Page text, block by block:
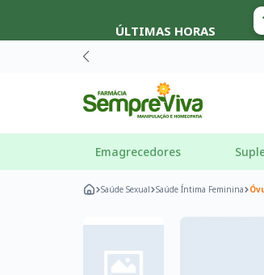
ÚLTIMAS HORAS
Emagrecedores
Saúde Sexual Saúde Íntima Feminina